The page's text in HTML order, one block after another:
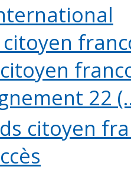
citoyen
22
citoyen